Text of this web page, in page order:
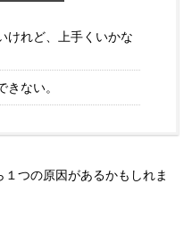
けれど、上手くいかな
ない。
つの原因があるかもしれま